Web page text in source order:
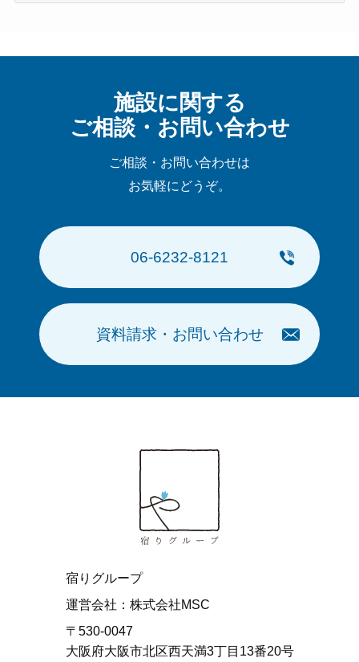
ブ
施設に関する
ご相談・お問い合わせ
ご相談・お問い合わせは
お気軽にどうぞ。
06-6232-8121
資料請求・お問い合わせ
宿りグループ
運営会社：株式会社MSC
〒530-0047
大阪府大阪市北区西天満3丁目13番20号